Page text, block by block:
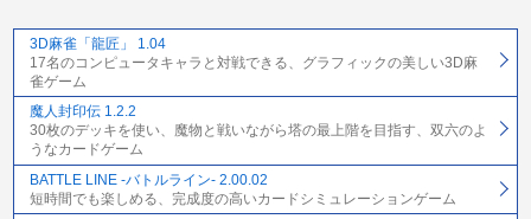
3D麻雀「龍匠」 1.04
17名のコンピュータキャラと対戦できる、グラフィックの美しい3D麻
雀ゲーム
魔人封印伝 1.2.2
30枚のデッキを使い、魔物と戦いながら塔の最上階を目指す、双六のよ
うなカードゲーム
BATTLE LINE -バトルライン- 2.00.02
短時間でも楽しめる、完成度の高いカードシミュレーションゲーム